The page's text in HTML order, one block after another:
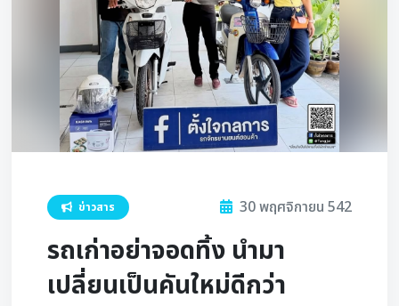
ข่าวสาร 30 พฤศจิกายน 542
รถเก่าอย่าจอดทิ้ง นำมา
เปลี่ยนเป็นคันใหม่ดีกว่า